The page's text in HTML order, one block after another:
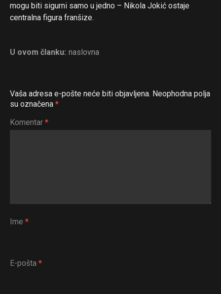
mogu biti sigurni samo u jedno – Nikola Jokić ostaje
centralna figura franšize.
U ovom članku: naslovna
Vaša adresa e-pošte neće biti objavljena. Neophodna polja
su označena *
Komentar *
Ime *
E-pošta *